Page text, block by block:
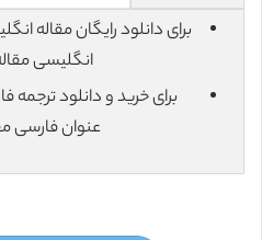
انگلیسی
برای خرید و دانلود ترجمه
عنوان فارسی